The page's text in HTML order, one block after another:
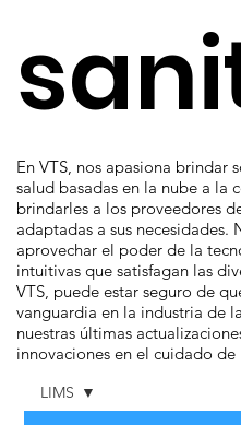
LIMS
En VTS, nos apasiona brindar
salud basadas en la nube a la
brindarles a los proveedores
adaptadas a sus
aprovechar el poder de la
intuitivas que satisfagan las
VTS, puede estar seguro de
vanguardia en la industria de
nuestras últimas
innovaciones en el cuidado de